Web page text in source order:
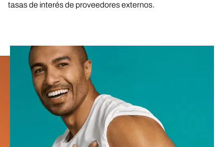
tasas de interés de proveedores externos.